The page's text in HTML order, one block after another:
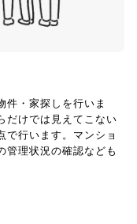
件・家探しを行いま
だけでは見えてこない
で行います。マンショ
管理状況の確認なども